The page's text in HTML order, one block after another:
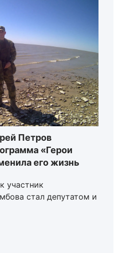
Петров
«Герои
его жизнь
участник
стал депутатом и